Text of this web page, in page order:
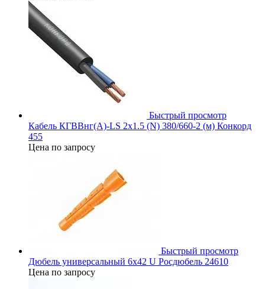
Быстрый просмотр
Кабель КГВВнг(А)-LS 2х1.5 (N) 380/660-2 (м) Конкорд
455
Цена по запросу
Быстрый просмотр
Дюбель универсальный 6х42 U Росдюбель 24610
Цена по запросу